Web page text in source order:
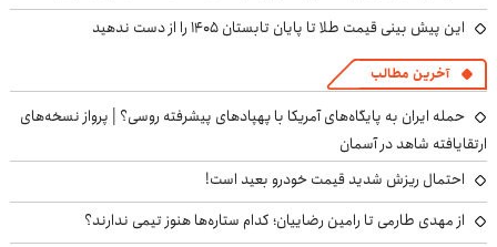
این پیش بینی قیمت طلا تا پایان تابستان ۱۴۰۵ را از دست ندهید
آخرین مطالب
حمله ایران به پایگاه‌های آمریکا با پهپادهای پیشرفته روسی؟ | پرواز نسخه‌های
ارتقایافته شاهد در آسمان
احتمال ریزش شدید قیمت خودرو بعید است!
از مهدی طارمی تا رامین رضاییان؛ کدام ستاره‌ها هنوز تیمی ندارند؟